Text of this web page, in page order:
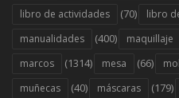
libro de actividades (70) libro
manualidades (400) maquillaje
marcos (1314) mesa (66)
muñecas (40) máscaras (179)